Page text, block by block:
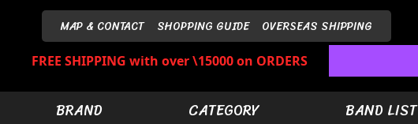
MAP & CONTACT SHOPPING GUIDE OVERSEAS SHIPPING
FREE SHIPPING with over \15000 on ORDERS
BRAND CATEGORY BAND LIST